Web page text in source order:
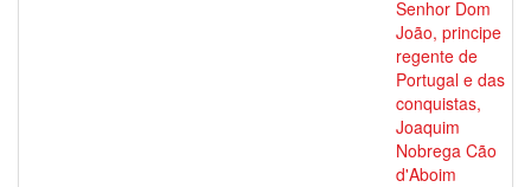
Senhor Dom
João, principe
regente de
Portugal e das
conquistas,
Joaquim
Nobrega Cão
d'Aboim